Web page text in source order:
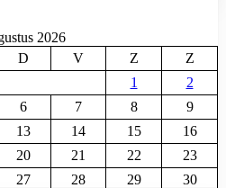
2026
D V Z
Z
1
2
6 7 8
9
13 14 15
16
20 21 22
23
27 28 29
30